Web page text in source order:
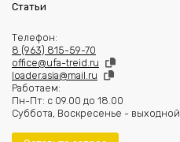
Статьи
Телефон:
8 (963) 815-59-70
office@ufa-treid.ru
loader.asia@mail.ru
Работаем:
Пн-Пт: с 09.00 до 18.00
Суббота, Воскресенье - выходной